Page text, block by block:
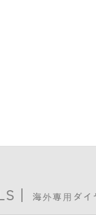
海外専用ダイ